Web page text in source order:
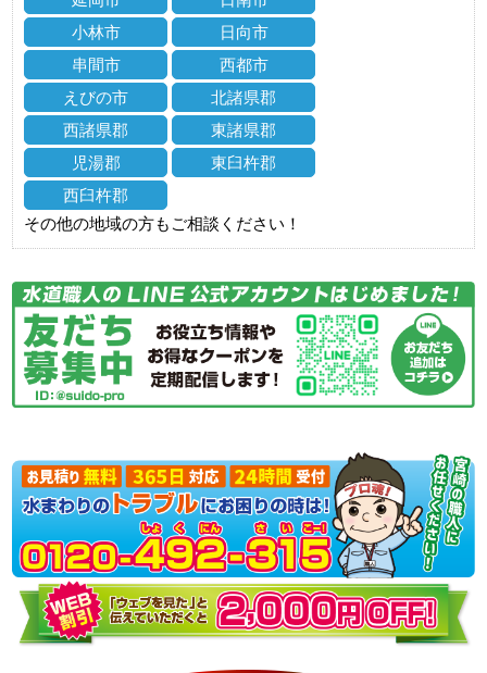
小林市
日向市
串間市
西都市
えびの市
北諸県郡
西諸県郡
東諸県郡
児湯郡
東臼杵郡
西臼杵郡
その他の地域の方もご相談ください！